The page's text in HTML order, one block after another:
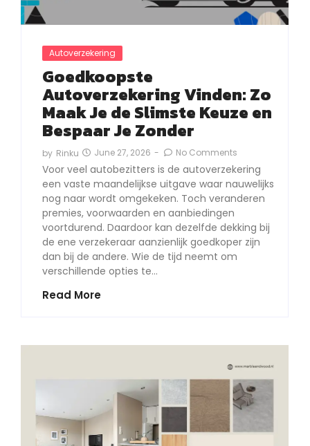
Autoverzekering
Goedkoopste
Autoverzekering Vinden: Zo
Maak Je de Slimste Keuze en
Bespaar Je Zonder
by Rinku June 27, 2026 - No Comments
Voor veel autobezitters is de autoverzekering
een vaste maandelijkse uitgave waar nauwelijks
nog naar wordt omgekeken. Toch veranderen
premies, voorwaarden en aanbiedingen
voortdurend. Daardoor kan dezelfde dekking bij
de ene verzekeraar aanzienlijk goedkoper zijn
dan bij de andere. Wie de tijd neemt om
verschillende opties te…
Read More